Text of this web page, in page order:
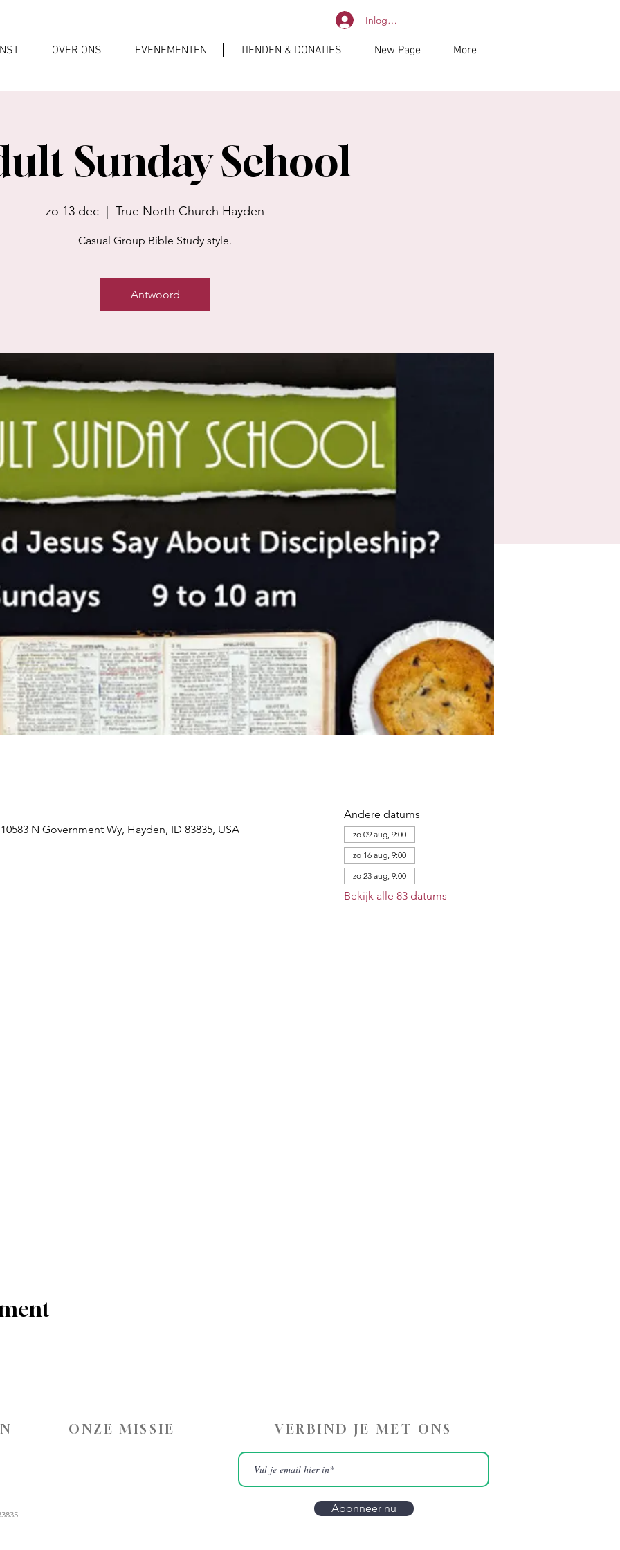
Inloggen
OVER ONS EVENEMENTEN TIENDEN & DONATIES New Page More
Sunday School
zo 13 dec True North Church Hayden
Casual Group Bible Study style.
Antwoord
N Government Wy, Hayden, ID 83835, USA
Andere datums
zo 09 aug, 9:00
zo 16 aug, 9:00
zo 23 aug, 9:00
Bekijk alle 83 datums
ONZE MISSIE VERBIND JE MET ONS
Abonneer nu